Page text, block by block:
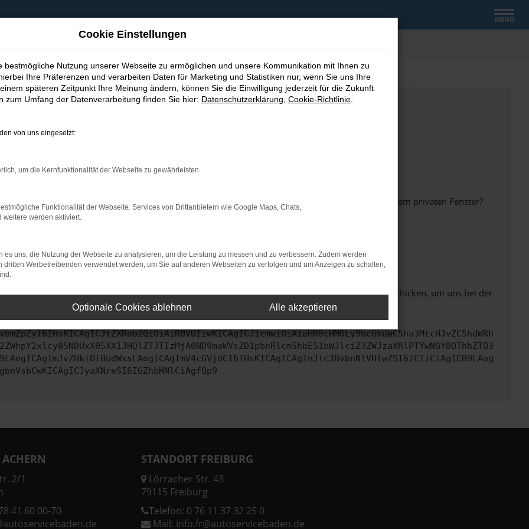
MENÜ
bestimmter Seiten verhindern. Funktioniert die Seite in einem anderen Browser oder in einem privaten Fenster?
beheben.
auf dem neuesten Stand sind.
kann auch dazu führen, dass bestimmte Funktionen nicht mehr unterstützt werden.
uns bitte. Wir werden versuchen, das Problem zu beheben. Du kannst uns diesen Text schicken, um uns bei der
2/1
41 60 00-70
STANDORT FREIBURG
Lörracher Str. 43
79115 Freiburg
Telefon: 0 76 11 37 32 25 0
Mail: info.fr@autoservicebaden.de
Cookie Einstellungen
bestmögliche Nutzung unserer Webseite zu ermöglichen und unsere Kommunikation mit Ihnen zu
Ihre Präferenzen und verarbeiten Daten für Marketing und Statistiken nur, wenn Sie uns Ihre
späteren Zeitpunkt Ihre Meinung ändern, können Sie die Einwilligung jederzeit für die Zukunft
zum Umfang der Datenverarbeitung finden Sie hier: Datenschutzerklärung Cookie-Richtlinie
von uns eingesetzt:
um die Kernfunktionalität der Webseite zu gewährleisten.
Funktionalität der Webseite. Services von Drittanbietern wie Google Maps, Chats,
weitere werden aktiviert.
es uns, die Nutzung der Webseite zu analysieren, um die Leistung zu messen und zu verbessern. Zudem werden
dritten Werbetreibenden verwendet werden, um Sie auf anderen Webseiten zu verfolgen und um Anzeigen zu schalten,
Optionale Cookies ablehnen Alle akzeptieren